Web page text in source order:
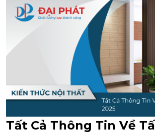
Tất Cả Thông Tin Về